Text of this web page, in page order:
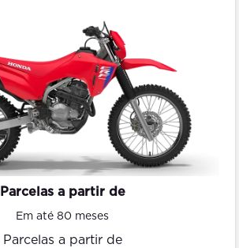
Parcelas a partir de
Em até 80 meses
Parcelas a partir de